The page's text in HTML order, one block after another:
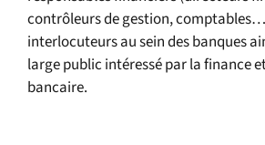
contrôleurs de gestion,
interlocuteurs au sein des banques
large public intéressé par la finance
bancaire.